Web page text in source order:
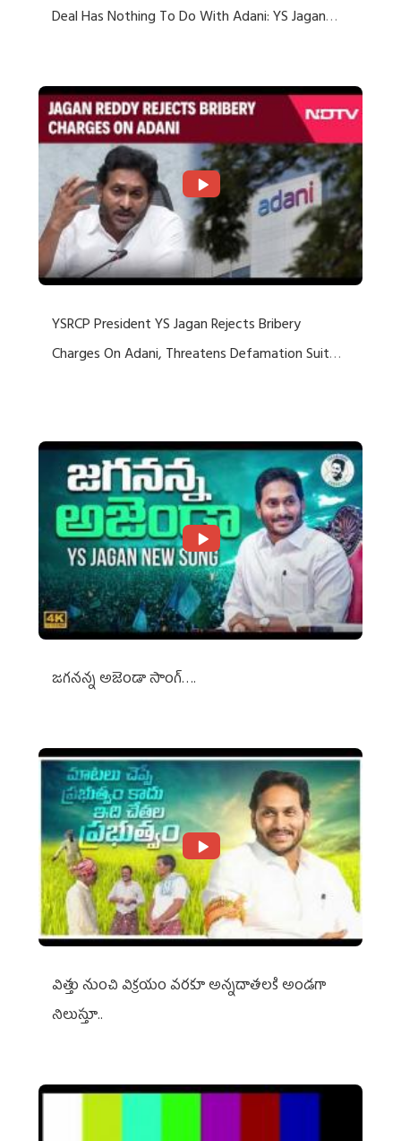
Deal Has Nothing To Do With Adani: YS Jagan
YSRCP President YS Jagan Rejects Bribery
Charges On Adani, Threatens Defamation Suit
జగనన్న అజెండా సాంగ్….
విత్తు నుంచి విక్రయం వరకూ అన్నదాతలకి అండగా
నిలుస్తూ..